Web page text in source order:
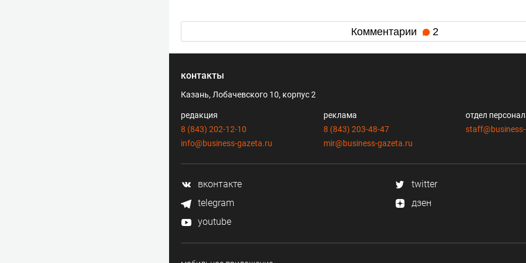
Комментарии 2
контакты
Казань, Лобачевского 10, корпус 2
редакция
8 (843) 202-12-10
info@business-gazeta.ru
реклама
8 (843) 203-48-47
mir@business-gazeta.ru
отдел
вконтакте
twitter
telegram
дзен
youtube